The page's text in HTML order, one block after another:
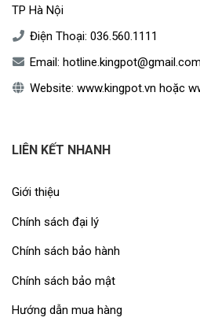
TP Hà Nội
Điện Thoại: 036.560.1111
Email: hotline.kingpot@gmail.com
Website: www.kingpot.vn hoặc
LIÊN KẾT NHANH
Giới thiệu
Chính sách đại lý
Chính sách bảo hành
Chính sách bảo mật
Hướng dẫn mua hàng